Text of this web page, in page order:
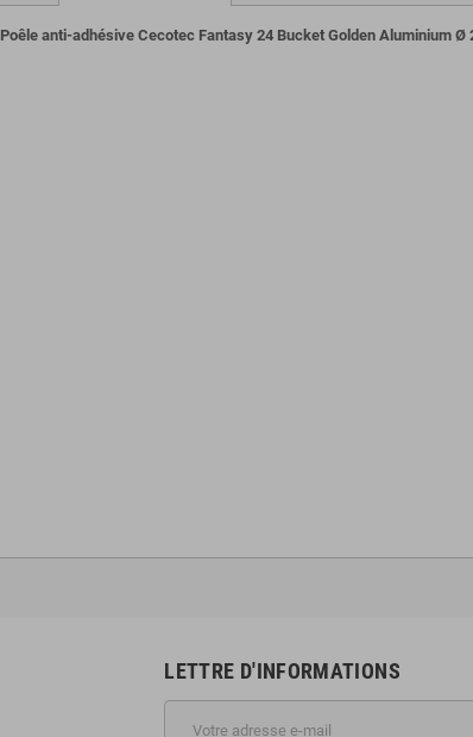
Poêle anti-adhésive Cecotec Fantasy 24 Bucket Golden Aluminium Ø
LETTRE D'INFORMATIONS